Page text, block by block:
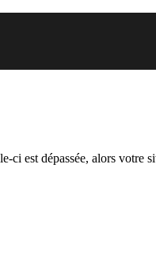
est dépassée, alors votre